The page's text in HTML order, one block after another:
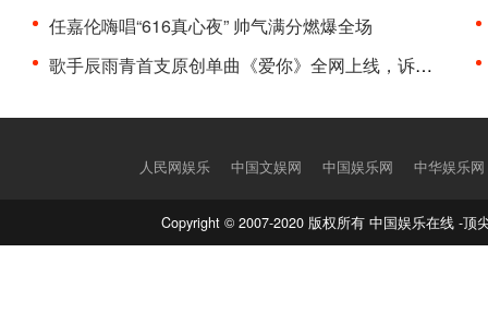
任嘉伦嗨唱“616真心夜” 帅气满分燃爆全场
歌手辰雨青首支原创单曲《爱你》全网上线，诉说着浪···
人民网娱乐 中国文娱网 中国娱乐网 中华娱乐网
Copyright © 2007-2020 版权所有 中国娱乐在线 -顶